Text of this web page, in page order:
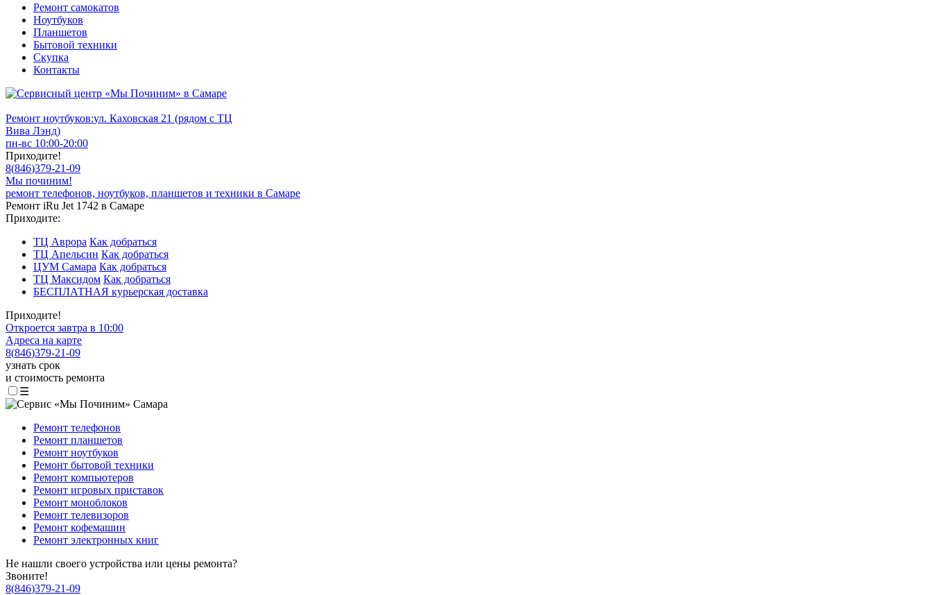
Ремонт самокатов
Ноутбуков
Планшетов
Бытовой техники
Скупка
Контакты
Ремонт ноутбуков:ул. Каховская 21 (рядом с ТЦ
Вива Лэнд)
пн-вс 10:00-20:00
Приходите!
8(846)379-21-09
Мы починим!
ремонт телефонов, ноутбуков, планшетов и техники в Самаре
Ремонт iRu Jet 1742 в Самаре
Приходите:
ТЦ Аврора Как добраться
ТЦ Апельсин Как добраться
ЦУМ Самара Как добраться
ТЦ Максидом Как добраться
БЕСПЛАТНАЯ курьерская доставка
Приходите!
Откроется завтра в 10:00
Адреса на карте
8(846)379-21-09
узнать срок
и стоимость ремонта
☰
Ремонт телефонов
Ремонт планшетов
Ремонт ноутбуков
Ремонт бытовой техники
Ремонт компьютеров
Ремонт игровых приставок
Ремонт моноблоков
Ремонт телевизоров
Ремонт кофемашин
Ремонт электронных книг
Не нашли своего устройства или цены ремонта?
Звоните!
8(846)379-21-09